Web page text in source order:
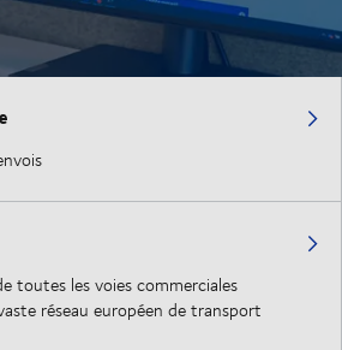
toutes les voies commerciales
réseau européen de transport